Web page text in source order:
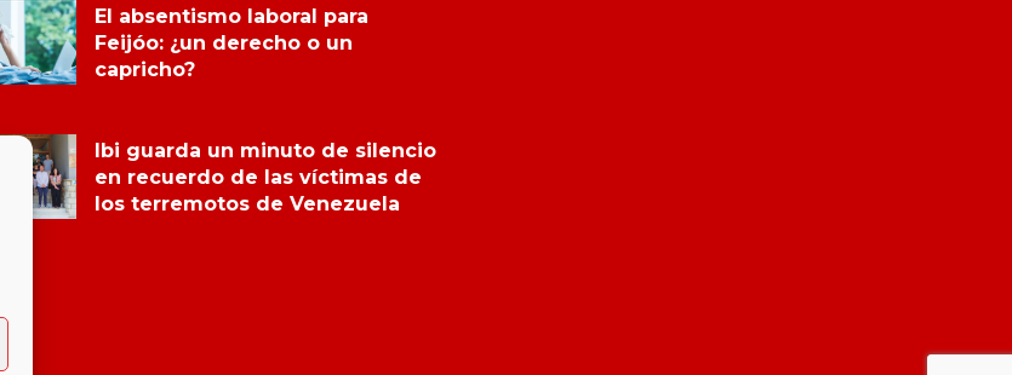
El absentismo laboral para
Feijóo: ¿un derecho o un
capricho?
Ibi guarda un minuto de silencio
en recuerdo de las víctimas de
los terremotos de Venezuela